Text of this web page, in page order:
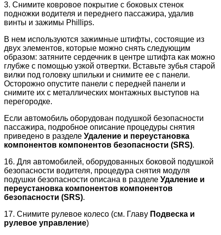
3. Снимите ковровое покрытие с боковых стенок
подножки водителя и переднего пассажира, удалив
винты и зажимы Phillips.
В нем используются зажимные штифты, состоящие из
двух элементов, которые можно снять следующим
образом: затяните сердечник в центре штифта как можно
глубже с помощью узкой отвертки. Вставьте зубья старой
вилки под головку шпильки и снимите ее с панели.
Осторожно опустите панели с передней панели и
снимите их с металлических монтажных выступов на
перегородке.
Если автомобиль оборудован подушкой безопасности
пассажира, подробное описание процедуры снятия
приведено в разделе Удаление и переустановка
компонентов компонентов безопасности (SRS).
16. Для автомобилей, оборудованных боковой подушкой
безопасности водителя, процедура снятия модуля
подушки безопасности описана в разделе Удаление и
переустановка компонентов компонентов
безопасности (SRS).
17. Снимите рулевое колесо (см. Главу Подвеска и
рулевое управление)